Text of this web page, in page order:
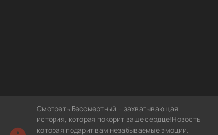
Смотреть Бессмертный – захватывающая
история, которая покорит ваше сердце!Новость
которая подарит вам незабываемые эмоции.